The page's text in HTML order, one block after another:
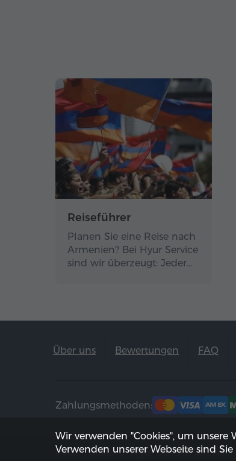
Reiseführer
Planen Sie eine Reise nach
Armenien? Bei Hyur Service
sind wir überzeugt: Jeder…
Über uns Bewertungen FAQ
Zahlungsmethoden:
2002 - 2026, © "Hyur Service" GmbH;
Wir verwenden "Cookies", um unsere
Verwenden unserer Webseite sind